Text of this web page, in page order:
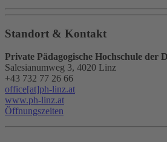
Standort & Kontakt
Private Pädagogische Hochschule der
Salesianumweg 3, 4020 Linz
+43 732 77 26 66
office[at]ph-linz.at
www.ph-linz.at
Öffnungszeiten